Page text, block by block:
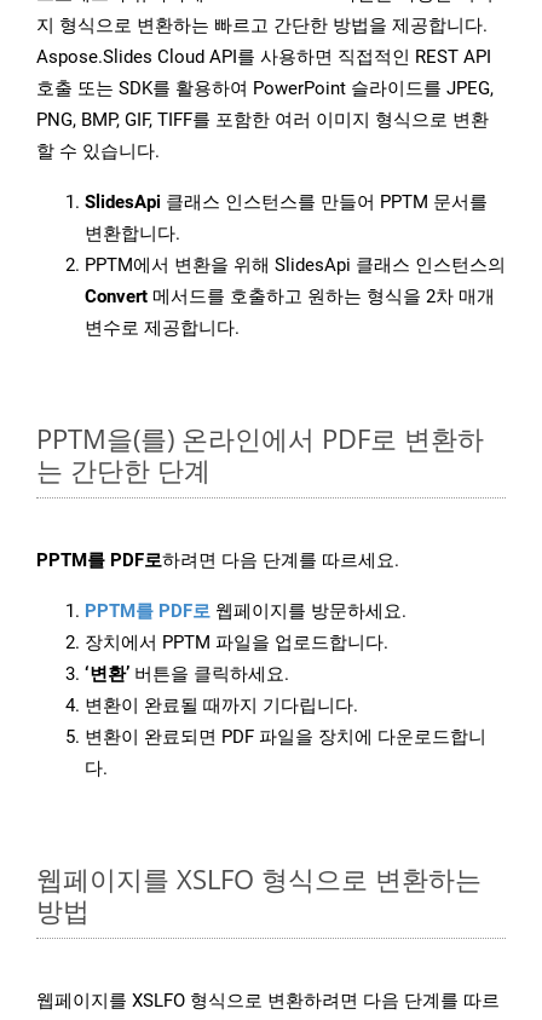
지 형식으로 변환하는 빠르고 간단한 방법을 제공합니다.
Aspose.Slides Cloud API를 사용하면 직접적인 REST API
호출 또는 SDK를 활용하여 PowerPoint 슬라이드를 JPEG,
PNG, BMP, GIF, TIFF를 포함한 여러 이미지 형식으로 변환
할 수 있습니다.
SlidesApi 클래스 인스턴스를 만들어 PPTM 문서를
변환합니다.
PPTM에서 변환을 위해 SlidesApi 클래스 인스턴스의
Convert 메서드를 호출하고 원하는 형식을 2차 매개
변수로 제공합니다.
PPTM을(를) 온라인에서 PDF로 변환하
는 간단한 단계
PPTM를 PDF로하려면 다음 단계를 따르세요.
PPTM를 PDF로 웹페이지를 방문하세요.
장치에서 PPTM 파일을 업로드합니다.
‘변환’ 버튼을 클릭하세요.
변환이 완료될 때까지 기다립니다.
변환이 완료되면 PDF 파일을 장치에 다운로드합니
다.
웹페이지를 XSLFO 형식으로 변환하는
방법
웹페이지를 XSLFO 형식으로 변환하려면 다음 단계를 따르